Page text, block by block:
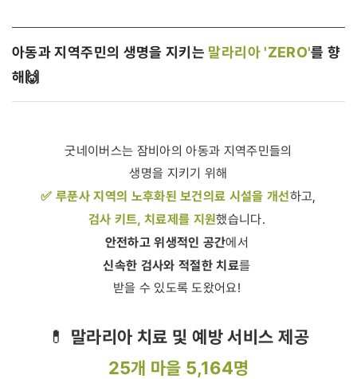
아동과 지역주민의 생명을 지키는 말라리아 'ZERO'를 향
해🙌
굿네이버스는 잠비아의 아동과 지역주민들의
생명을 지키기 위해
✅ 루푼사 지역의 노후화된 보건의료 시설을 개선하고,
검사 키트, 치료제를 지원했습니다.
안전하고 위생적인 공간에서
신속한 검사와 적절한 치료를
받을 수 있도록 도왔어요!
💊 말라리아 치료 및 예방 서비스 제공
25개 마을 5,164명